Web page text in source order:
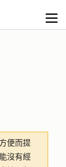
便而提
沒有經